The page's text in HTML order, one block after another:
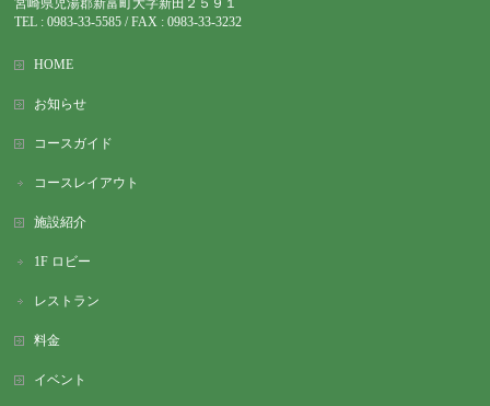
宮崎県児湯郡新富町大字新田２５９１
TEL : 0983-33-5585 / FAX : 0983-33-3232
HOME
お知らせ
コースガイド
コースレイアウト
施設紹介
1F ロビー
レストラン
料金
イベント